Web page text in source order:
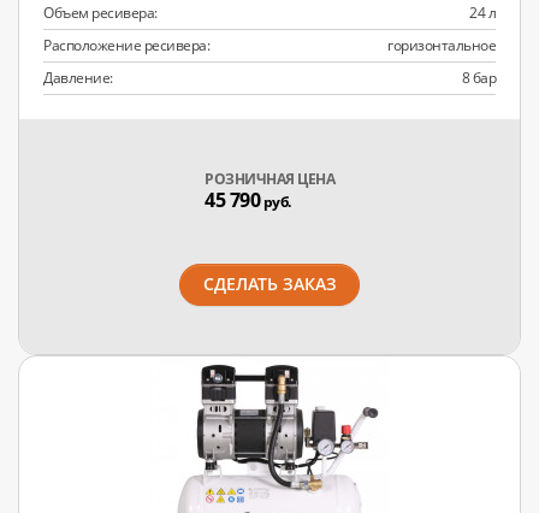
Объем ресивера:
24 л
Расположение ресивера:
горизонтальное
Давление:
8 бар
РОЗНИЧНАЯ ЦЕНА
45 790руб.
СДЕЛАТЬ ЗАКАЗ